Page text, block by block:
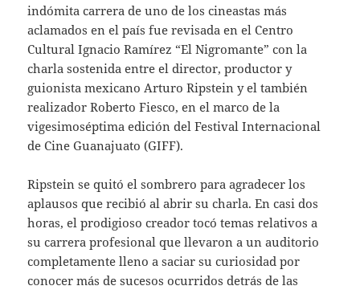
indómita carrera de uno de los cineastas más
aclamados en el país fue revisada en el Centro
Cultural Ignacio Ramírez “El Nigromante” con la
charla sostenida entre el director, productor y
guionista mexicano Arturo Ripstein y el también
realizador Roberto Fiesco, en el marco de la
vigesimoséptima edición del Festival Internacional
de Cine Guanajuato (GIFF).
Ripstein se quitó el sombrero para agradecer los
aplausos que recibió al abrir su charla. En casi dos
horas, el prodigioso creador tocó temas relativos a
su carrera profesional que llevaron a un auditorio
completamente lleno a saciar su curiosidad por
conocer más de sucesos ocurridos detrás de las